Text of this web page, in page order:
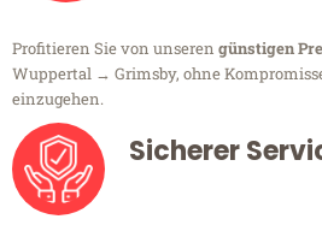
Profitieren Sie von unseren günstigen
Wuppertal → Grimsby, ohne
einzugehen.
Sicherer